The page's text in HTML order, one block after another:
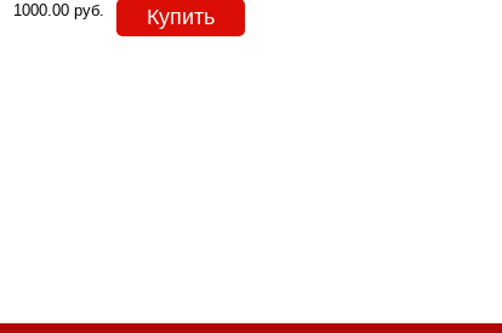
1000.00 руб. Купить